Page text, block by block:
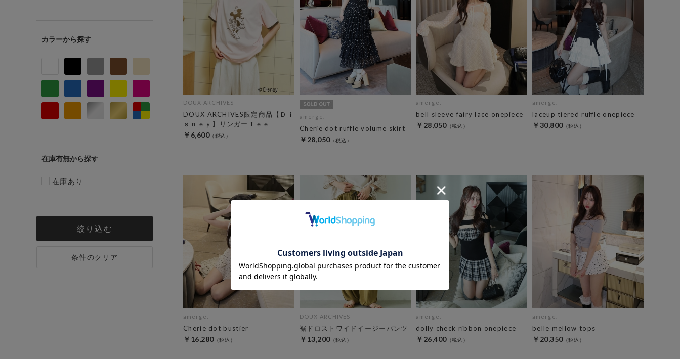
カラー
在庫有無
在庫あり
絞り込む
条件のクリア
DOUX ARCHIVES
DOUX ARCHIVES限定商品【Ｄｉ
ｓｎｅｙ】リンガーＴｅｅ
￥6,600
amerge.
Cherie dot ruffle volume skirt
￥28,050
amerge.
bell sleeve fairy lace onepiece
￥28,050
amerge.
laceup tiered ruffle onepiece
￥30,800
amerge.
Cherie dot bustier
￥16,280
DOUX ARCHIVES
裾ドロストワイドイージーパンツ
￥13,200
amerge.
dolly check ribbon onepiece
￥26,400
amerge.
belle mellow tops
￥20,350